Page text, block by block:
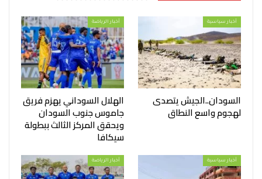
أخبار سياسية
السودان..الجيش يتصدى
لهجوم واسع النطاق
أخبار الرياضة
الهلال السوداني يهزم فريق
جاموس جنوب السودان
ويحقق المركز الثالث ببطولة
سيكافا
أخبار سياسية أخبار الرياضة